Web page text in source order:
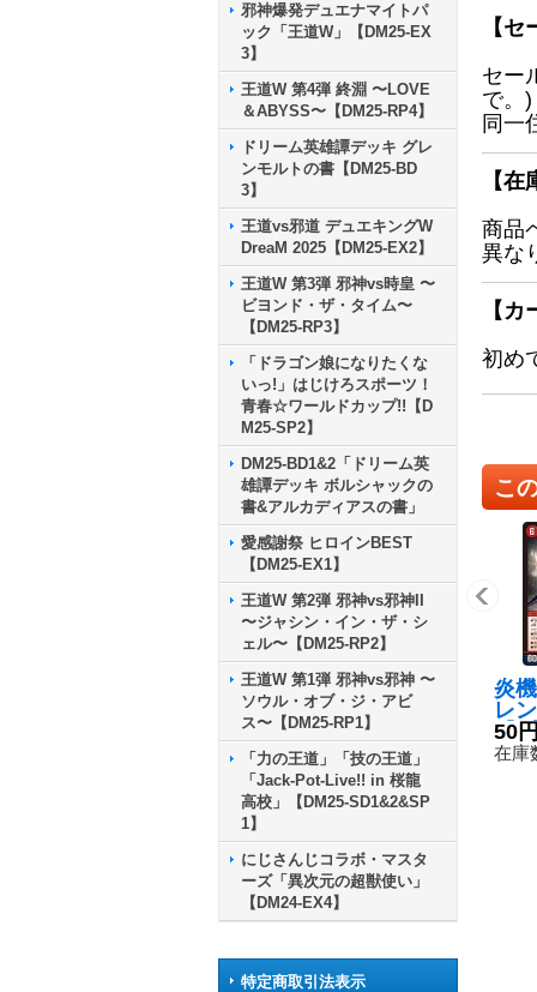
邪神爆発デュエナマイトパ
ック「王道W」【DM25-EX
3】
王道W 第4弾 終淵 〜LOVE
＆ABYSS〜【DM25-RP4】
ドリーム英雄譚デッキ グレ
ンモルトの書【DM25-BD
3】
王道vs邪道 デュエキングW
DreaM 2025【DM25-EX2】
王道W 第3弾 邪神vs時皇 〜
ビヨンド・ザ・タイム〜
【DM25-RP3】
「ドラゴン娘になりたくな
いっ!」はじけろスポーツ！
青春☆ワールドカップ!!【D
M25-SP2】
DM25-BD1&2「ドリーム英
雄譚デッキ ボルシャックの
書&アルカディアスの書」
愛感謝祭 ヒロインBEST
【DM25-EX1】
王道W 第2弾 邪神vs邪神II
〜ジャシン・イン・ザ・シ
ェル〜【DM25-RP2】
王道W 第1弾 邪神vs邪神 〜
ソウル・オブ・ジ・アビ
ス〜【DM25-RP1】
「力の王道」「技の王道」
「Jack-Pot-Live!! in 桜龍
高校」【DM25-SD1&2&SP
1】
にじさんじコラボ・マスタ
ーズ「異次元の超獣使い」
【DM24-EX4】
特定商取引法表示
【
セー
で。)
同一
【
商品
異な
【
初め
こ
炎
レ
【R
9/
50
在庫